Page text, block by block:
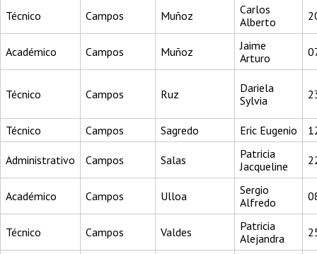
Técnico Campos Muñoz
Carlos
Alberto
Académico Campos Muñoz
Jaime
Arturo
Técnico Campos Ruz
Dariela
Sylvia
Técnico Campos Sagredo Eric Eugenio
Administrativo Campos Salas
Patricia
Jacqueline
Académico Campos Ulloa
Sergio
Alfredo
Técnico Campos Valdes
Patricia
Alejandra